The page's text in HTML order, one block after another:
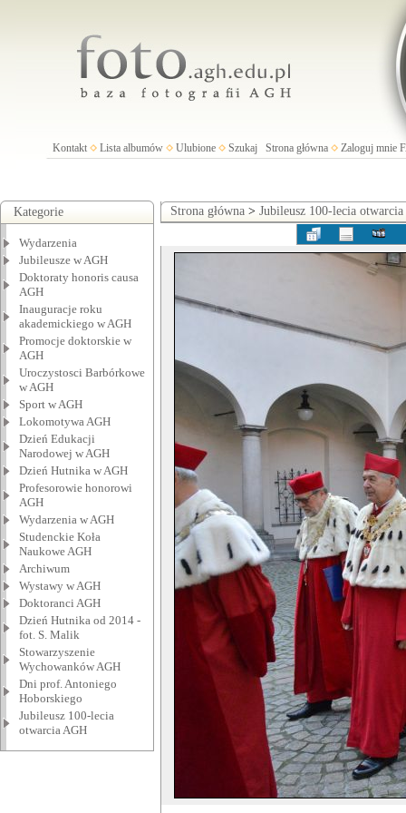
Kontakt Lista albumów Ulubione Szukaj Strona główna Zaloguj mnie
Kategorie
Wydarzenia
Jubileusze w AGH
Doktoraty honoris causa
AGH
Inauguracje roku
akademickiego w AGH
Promocje doktorskie w
AGH
Uroczystosci Barbórkowe
w AGH
Sport w AGH
Lokomotywa AGH
Dzień Edukacji
Narodowej w AGH
Dzień Hutnika w AGH
Profesorowie honorowi
AGH
Wydarzenia w AGH
Studenckie Koła
Naukowe AGH
Archiwum
Wystawy w AGH
Doktoranci AGH
Dzień Hutnika od 2014 -
fot. S. Malik
Stowarzyszenie
Wychowanków AGH
Dni prof. Antoniego
Hoborskiego
Jubileusz 100-lecia
otwarcia AGH
Strona główna > Jubileusz 100-lecia